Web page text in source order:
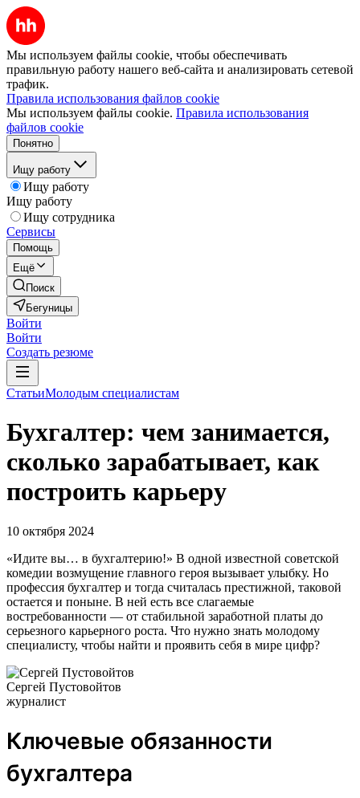
Мы используем файлы cookie, чтобы обеспечивать
правильную работу нашего веб-сайта и анализировать сетевой
трафик.
Правила использования файлов cookie
Мы используем файлы cookie. Правила использования
файлов cookie
Понятно
Ищу работу
Ищу работу
Ищу работу
Ищу сотрудника
Сервисы
Помощь
Ещё
Поиск
Бегуницы
Войти
Войти
Создать резюме
СтатьиМолодым специалистам
Бухгалтер: чем занимается,
сколько зарабатывает, как
построить карьеру
10 октября 2024
«Идите вы… в бухгалтерию!» В одной известной советской
комедии возмущение главного героя вызывает улыбку. Но
профессия бухгалтер и тогда считалась престижной, таковой
остается и поныне. В ней есть все слагаемые
востребованности — от стабильной заработной платы до
серьезного карьерного роста. Что нужно знать молодому
специалисту, чтобы найти и проявить себя в мире цифр?
Сергей Пустовойтов
журналист
Ключевые обязанности
бухгалтера